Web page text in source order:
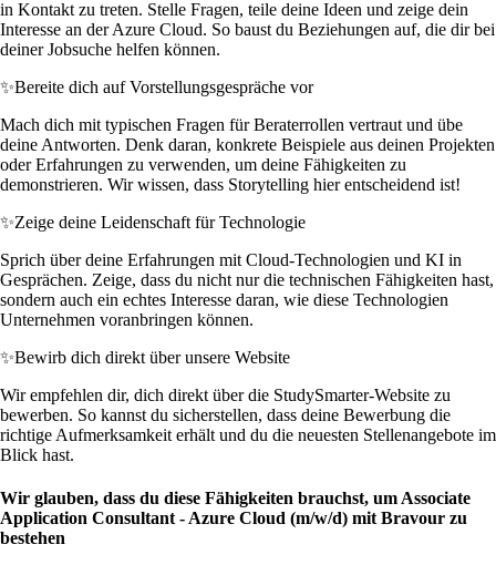
in Kontakt zu treten. Stelle Fragen, teile deine Ideen und zeige dein
Interesse an der Azure Cloud. So baust du Beziehungen auf, die dir bei
deiner Jobsuche helfen können.
✨Bereite dich auf Vorstellungsgespräche vor
Mach dich mit typischen Fragen für Beraterrollen vertraut und übe
deine Antworten. Denk daran, konkrete Beispiele aus deinen Projekten
oder Erfahrungen zu verwenden, um deine Fähigkeiten zu
demonstrieren. Wir wissen, dass Storytelling hier entscheidend ist!
✨Zeige deine Leidenschaft für Technologie
Sprich über deine Erfahrungen mit Cloud-Technologien und KI in
Gesprächen. Zeige, dass du nicht nur die technischen Fähigkeiten hast,
sondern auch ein echtes Interesse daran, wie diese Technologien
Unternehmen voranbringen können.
✨Bewirb dich direkt über unsere Website
Wir empfehlen dir, dich direkt über die StudySmarter-Website zu
bewerben. So kannst du sicherstellen, dass deine Bewerbung die
richtige Aufmerksamkeit erhält und du die neuesten Stellenangebote im
Blick hast.
Wir glauben, dass du diese Fähigkeiten brauchst, um Associate
Application Consultant - Azure Cloud (m/w/d) mit Bravour zu
bestehen